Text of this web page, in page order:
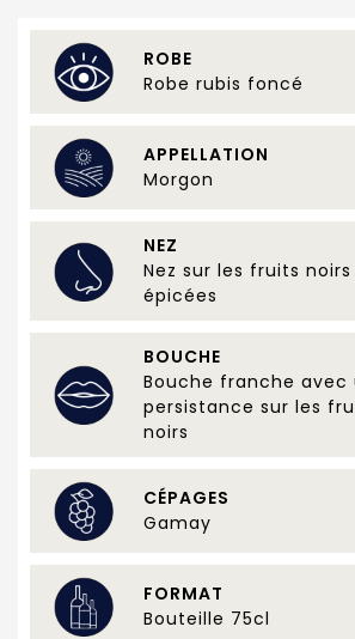
ROBE
Robe rubis foncé
APPELLATION
Morgon
NEZ
Nez sur les fruits
épicées
BOUCHE
Bouche franche avec
persistance sur les
noirs
CÉPAGES
Gamay
FORMAT
Bouteille 75cl